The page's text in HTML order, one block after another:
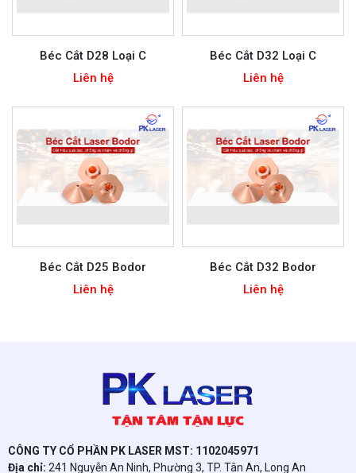
Béc Cắt D28 Loại C
Liên hệ
Béc Cắt D32 Loại C
Liên hệ
Béc Cắt D25 Bodor
Liên hệ
Béc Cắt D32 Bodor
Liên hệ
CÔNG TY CỔ PHẦN PK LASER MST: 1102045971
Địa chỉ: 241 Nguyễn An Ninh, Phường 3, TP. Tân An, Long An